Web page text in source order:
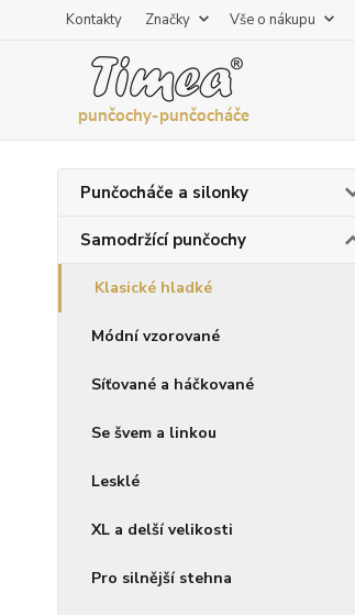
Kontakty Značky Vše o nákupu
Punčocháče a silonky
Samodržící punčochy
Klasické hladké
Módní vzorované
Síťované a háčkované
Se švem a linkou
Lesklé
XL a delší velikosti
Pro silnější stehna